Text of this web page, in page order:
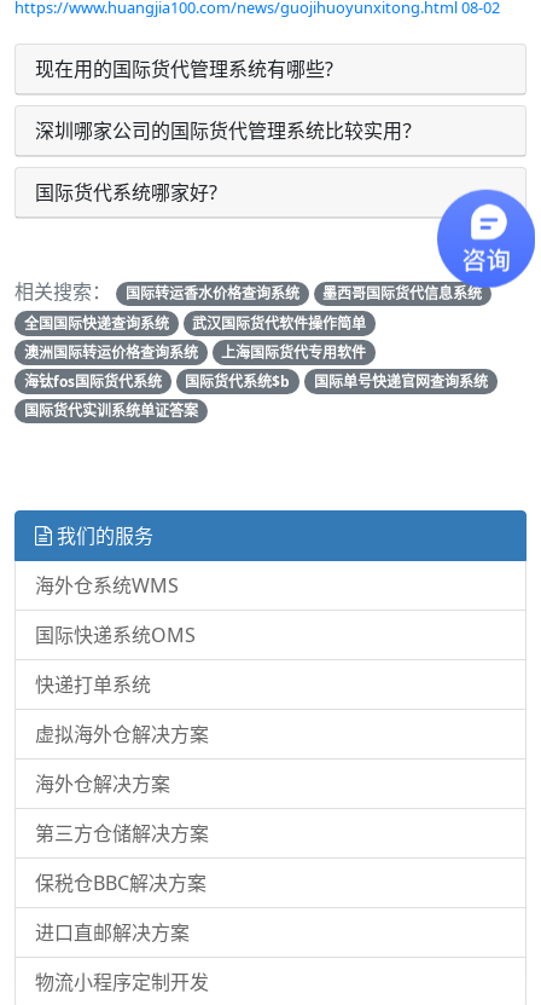
https://www.huangjia100.com/news/guojihuoyunxitong.html08-02
现在用的国际货代管理系统有哪些?
深圳哪家公司的国际货代管理系统比较实用？
国际货代系统哪家好?
相关搜索： 国际转运香水价格查询系统
墨西哥国际货代信息系统
全国国际快递查询系统
武汉国际货代软件操作简单
澳洲国际转运价格查询系统
上海国际货代专用软件
海钛fos国际货代系统
国际货代系统$b
国际单号快递官网查询系统
国际货代实训系统单证答案
我们的服务
海外仓系统WMS
国际快递系统OMS
快递打单系统
虚拟海外仓解决方案
海外仓解决方案
第三方仓储解决方案
保税仓BBC解决方案
进口直邮解决方案
物流小程序定制开发